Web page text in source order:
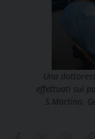
Una
effettuati sui
S.Martino.